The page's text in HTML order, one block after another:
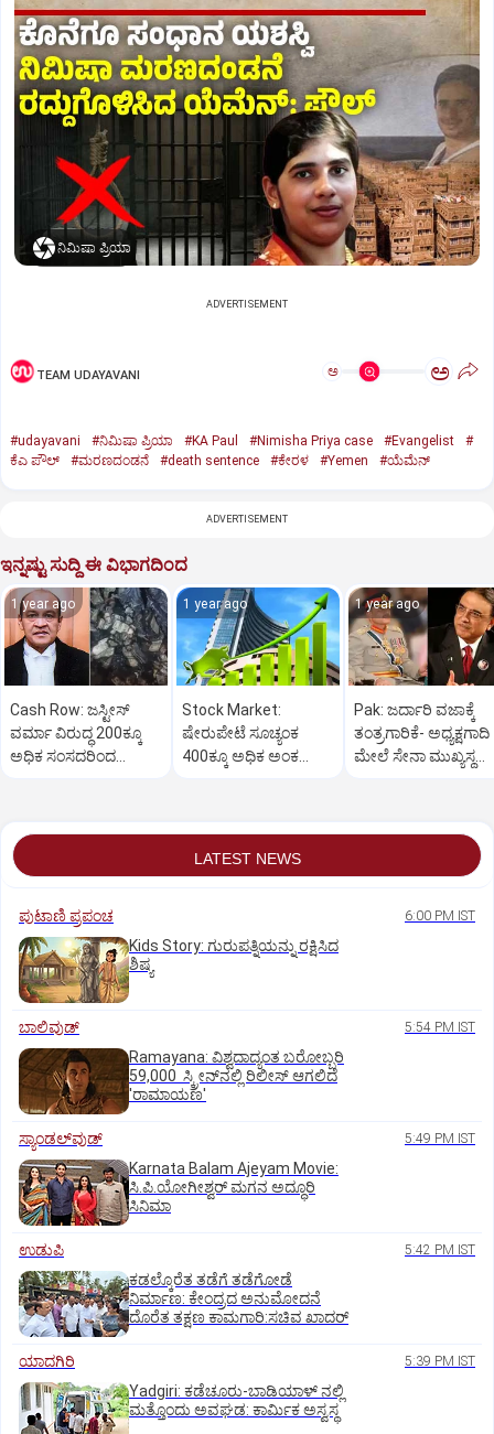
ನಿಮಿಷಾ ಪ್ರಿಯಾ
ADVERTISEMENT
TEAM UDAYAVANI ಅ ಅ
#udayavani #ನಿಮಿಷಾ ಪ್ರಿಯಾ #KA Paul #Nimisha Priya case #Evangelist
#
ಕೆಎ ಪೌಲ್
#ಮರಣದಂಡನೆ #death sentence #ಕೇರಳ #Yemen #ಯೆಮೆನ್‌
ADVERTISEMENT
ಇನ್ನಷ್ಟು ಸುದ್ದಿ ಈ ವಿಭಾಗದಿಂದ
1 year ago
Cash Row: ಜಸ್ಟೀಸ್‌
ವರ್ಮಾ ವಿರುದ್ಧ 200ಕ್ಕೂ
ಅಧಿಕ ಸಂಸದರಿಂದ
1 year ago
Stock Market:
ಷೇರುಪೇಟೆ ಸೂಚ್ಯಂಕ
400ಕ್ಕೂ ಅಧಿಕ ಅಂಕ
1 year ago
Pak: ಜರ್ದಾರಿ ವಜಾಕ್ಕೆ
ತಂತ್ರಗಾರಿಕೆ- ಅಧ್ಯಕ್ಷಗಾದಿ
ಮೇಲೆ ಸೇನಾ ಮುಖ್ಯಸ್ಥ
LATEST NEWS
ಪುಟಾಣಿ ಪ್ರಪಂಚ 6:00 PM IST
Kids Story: ಗುರುಪತ್ನಿಯನ್ನು ರಕ್ಷಿಸಿದ
ಶಿಷ್ಯ
ಬಾಲಿವುಡ್‌ 5:54 PM IST
Ramayana: ವಿಶ್ವದಾದ್ಯಂತ ಬರೋಬ್ಬರಿ
59,000 ಸ್ಕ್ರೀನ್‌ನಲ್ಲಿ ರಿಲೀಸ್‌ ಆಗಲಿದೆ
'ರಾಮಾಯಣ'
ಸ್ಯಾಂಡಲ್‌ವುಡ್‌ 5:49 PM IST
Karnata Balam Ajeyam Movie:
ಸಿ.ಪಿ.ಯೋಗೀಶ್ವರ್‌ ಮಗನ ಅದ್ಧೂರಿ
ಸಿನಿಮಾ
ಉಡುಪಿ 5:42 PM IST
ಕಡಲ್ಕೊರೆತ ತಡೆಗೆ ತಡೆಗೋಡೆ
ನಿರ್ಮಾಣ: ಕೇಂದ್ರದ ಅನುಮೋದನೆ
ದೊರೆತ ತಕ್ಷಣ ಕಾಮಗಾರಿ:ಸಚಿವ ಖಾದರ್
ಯಾದಗಿರಿ 5:39 PM IST
Yadgiri: ಕಡೆಚೂರು-ಬಾಡಿಯಾಳ್ ನಲ್ಲಿ
ಮತ್ತೊಂದು ಅವಘಡ: ಕಾರ್ಮಿಕ ಅಸ್ವಸ್ಥ